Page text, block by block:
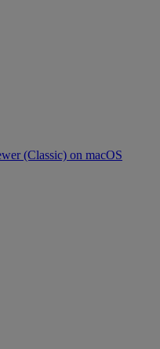
(Classic) on macOS